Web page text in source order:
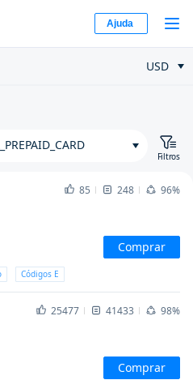
Ajuda
USD
Filtros
85 248
96%
Comprar
Códigos E
25477 41433
98%
Comprar